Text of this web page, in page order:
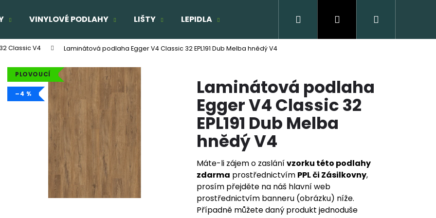
VINYLOVÉ PODLAHY LIŠTY LEPIDLA VZORKY ZDARMA Přihlášení
Classic V4 Laminátová podlaha Egger V4 Classic 32 EPL191 Dub Melba hnědý V4
Laminátová podlaha
Egger V4 Classic 32
EPL191 Dub Melba
hnědý V4
Máte-li zájem o zaslánívzorku této podlahy
zdarma prostřednictvím PPL či Zásilkovny,
prosím přejděte na náš hlavní web
prostřednictvím banneru (obrázku) níže.
Případně můžete daný produkt jednoduše
PLOVOUCÍ
–4 %
Co potřebujete najít?
Doporučujeme
TŘÍVRSTVÁ DŘEVĚNÁ PODLAHA DUB
ELEGANT CLICK 190
2 160 Kč
TŘÍVRSTVÁ DŘEVĚNÁ PODLAHA DUB
SUPERRUSTIC - CLICK
2 287 Kč